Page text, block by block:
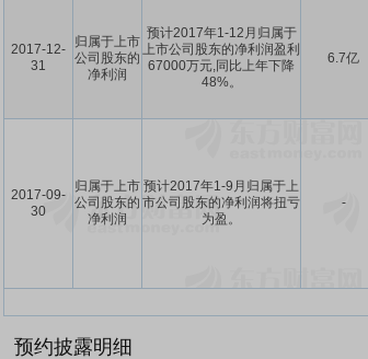
2017-12-
31
归属于上市
公司股东的
净利润
预计2017年1-12月归属于
上市公司股东的净利润盈利
67000万元,同比上年下降
48%。
6.7亿
2017-09-
30
归属于上市
公司股东的
净利润
预计2017年1-9月归属于上
市公司股东的净利润将扭亏
为盈。
-
预约披露明细